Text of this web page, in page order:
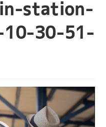
station-
10-30-51-